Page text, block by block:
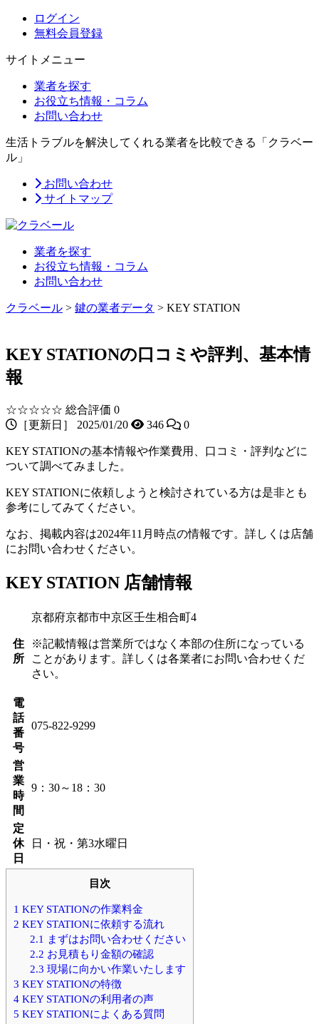
ログイン
無料会員登録
サイトメニュー
業者を探す
お役立ち情報・コラム
お問い合わせ
生活トラブルを解決してくれる業者を比較できる「クラベー
ル」
お問い合わせ
サイトマップ
業者を探す
お役立ち情報・コラム
お問い合わせ
クラベール > 鍵の業者データ > KEY STATION
KEY STATIONの口コミや評判、基本情
報
☆☆☆☆☆ 総合評価 0
［更新日］ 2025/01/20
346 0
KEY STATIONの基本情報や作業費用、口コミ・評判などに
ついて調べてみました。
KEY STATIONに依頼しようと検討されている方は是非とも
参考にしてみてください。
なお、掲載内容は2024年11月時点の情報です。詳しくは店舗
にお問い合わせください。
KEY STATION 店舗情報
住
所
京都府京都市中京区壬生相合町4
※記載情報は営業所ではなく本部の住所になっている
ことがあります。詳しくは各業者にお問い合わせくだ
さい。
電
話
番
号
075-822-9299
営
業
時
間
9：30～18：30
定
休
日
日・祝・第3水曜日
目次
1 KEY STATIONの作業料金
2 KEY STATIONに依頼する流れ
2.1 まずはお問い合わせください
2.2 お見積もり金額の確認
2.3 現場に向かい作業いたします
3 KEY STATIONの特徴
4 KEY STATIONの利用者の声
5 KEY STATIONによくある質問